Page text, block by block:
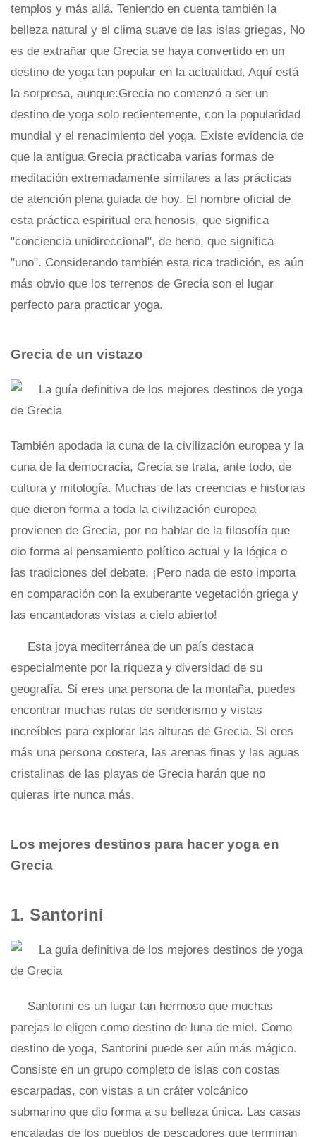
templos y más allá. Teniendo en cuenta también la
belleza natural y el clima suave de las islas griegas, No
es de extrañar que Grecia se haya convertido en un
destino de yoga tan popular en la actualidad. Aquí está
la sorpresa, aunque:Grecia no comenzó a ser un
destino de yoga solo recientemente, con la popularidad
mundial y el renacimiento del yoga. Existe evidencia de
que la antigua Grecia practicaba varias formas de
meditación extremadamente similares a las prácticas
de atención plena guiada de hoy. El nombre oficial de
esta práctica espiritual era henosis, que significa
"conciencia unidireccional", de heno, que significa
"uno". Considerando también esta rica tradición, es aún
más obvio que los terrenos de Grecia son el lugar
perfecto para practicar yoga.
Grecia de un vistazo
También apodada la cuna de la civilización europea y la
cuna de la democracia, Grecia se trata, ante todo, de
cultura y mitología. Muchas de las creencias e historias
que dieron forma a toda la civilización europea
provienen de Grecia, por no hablar de la filosofía que
dio forma al pensamiento político actual y la lógica o
las tradiciones del debate. ¡Pero nada de esto importa
en comparación con la exuberante vegetación griega y
las encantadoras vistas a cielo abierto!
Esta joya mediterránea de un país destaca
especialmente por la riqueza y diversidad de su
geografía. Si eres una persona de la montaña, puedes
encontrar muchas rutas de senderismo y vistas
increíbles para explorar las alturas de Grecia. Si eres
más una persona costera, las arenas finas y las aguas
cristalinas de las playas de Grecia harán que no
quieras irte nunca más.
Los mejores destinos para hacer yoga en
Grecia
1. Santorini
Santorini es un lugar tan hermoso que muchas
parejas lo eligen como destino de luna de miel. Como
destino de yoga, Santorini puede ser aún más mágico.
Consiste en un grupo completo de islas con costas
escarpadas, con vistas a un cráter volcánico
submarino que dio forma a su belleza única. Las casas
encaladas de los pueblos de pescadores que terminan